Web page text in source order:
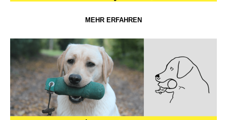
MEHR ERFAHREN